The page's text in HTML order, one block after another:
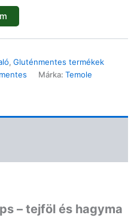
, Gluténmentes termékek
Márka: Temole
– tejföl és hagyma